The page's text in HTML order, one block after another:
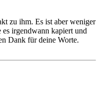
zu ihm. Es ist aber weniger
irgendwann kapiert und
Dank für deine Worte.